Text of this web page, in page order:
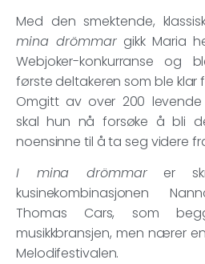
Med den smektende,
mina drömmargikk Maria
Webjoker-konkurranse og
første deltakeren som ble klar
Omgitt av over 200
skal hun nå forsøke å bli
noensinne til å ta seg videre
I mina drömmarer
kusinekombinasjonen
Thomas Cars, som
musikkbransjen, men nærer
Melodifestivalen.